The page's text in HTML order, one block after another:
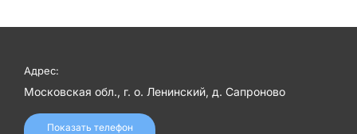
Адрес:
Московская обл., г. о. Ленинский, д. Сапроново
Показать телефон